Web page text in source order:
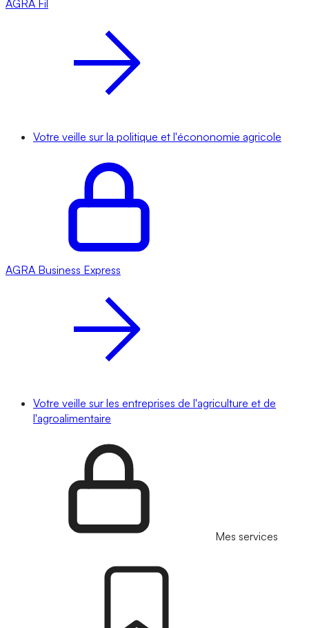
AGRA Fil
Votre veille sur la politique et l'écononomie agricole
AGRA Business Express
Votre veille sur les entreprises de l'agriculture et de
l'agroalimentaire
Mes services